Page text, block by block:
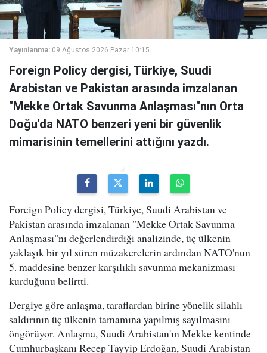
Yayınlanma: 09 Ağustos 2026 Pazar 10:15
Foreign Policy dergisi, Türkiye, Suudi
Arabistan ve Pakistan arasında imzalanan
"Mekke Ortak Savunma Anlaşması"nın Orta
Doğu'da NATO benzeri yeni bir güvenlik
mimarisinin temellerini attığını yazdı.
Foreign Policy dergisi, Türkiye, Suudi Arabistan ve
Pakistan arasında imzalanan "Mekke Ortak Savunma
Anlaşması"nı değerlendirdiği analizinde, üç ülkenin
yaklaşık bir yıl süren müzakerelerin ardından NATO'nun
5. maddesine benzer karşılıklı savunma mekanizması
kurduğunu belirtti.
Dergiye göre anlaşma, taraflardan birine yönelik silahlı
saldırının üç ülkenin tamamına yapılmış sayılmasını
öngörüyor. Anlaşma, Suudi Arabistan'ın Mekke kentinde
Cumhurbaşkanı Recep Tayyip Erdoğan, Suudi Arabistan